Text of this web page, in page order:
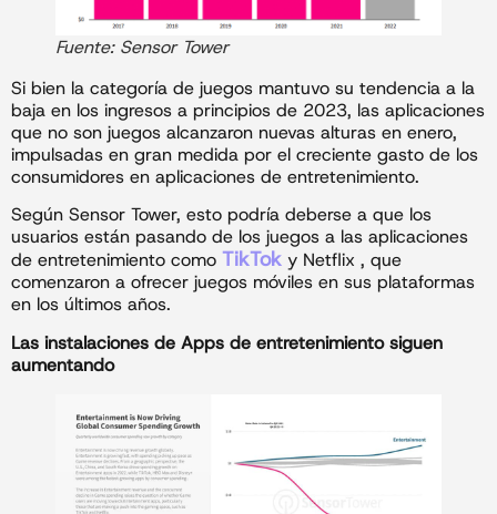
Fuente: Sensor Tower
Si bien la categoría de juegos mantuvo su tendencia a la
baja en los ingresos a principios de 2023, las aplicaciones
que no son juegos alcanzaron nuevas alturas en enero,
impulsadas en gran medida por el creciente gasto de los
consumidores en aplicaciones de entretenimiento.
Según Sensor Tower, esto podría deberse a que los
usuarios están pasando de los juegos a las aplicaciones
de entretenimiento como TikTok y Netflix , que
comenzaron a ofrecer juegos móviles en sus plataformas
en los últimos años.
Las instalaciones de Apps de entretenimiento siguen
aumentando